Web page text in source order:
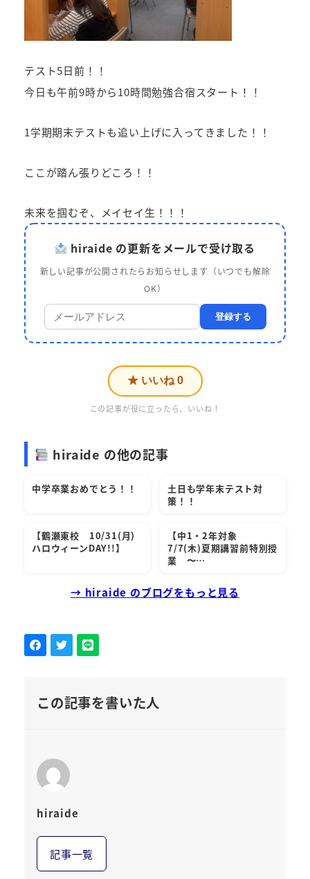
テスト5日前！！
今日も午前9時から10時間勉強合宿スタート！！
1学期期末テストも追い上げに入ってきました！！
ここが踏ん張りどころ！！
未来を掴むぞ、メイセイ生！！！
hiraide の更新をメールで受け取る
新しい記事が公開されたらお知らせします（いつでも解除
OK）
登録する
★ いいね 0
この記事が役に立ったら、いいね！
hiraide の他の記事
中学卒業おめでとう！！
土日も学年末テスト対
策！！
【鶴瀬東校 10/31(月)
ハロウィーンDAY!!】
【中1・2年対象
7/7(木)夏期講習前特別授
業 〜…
→ hiraide のブログをもっと見る
この記事を書いた人
hiraide
記事一覧